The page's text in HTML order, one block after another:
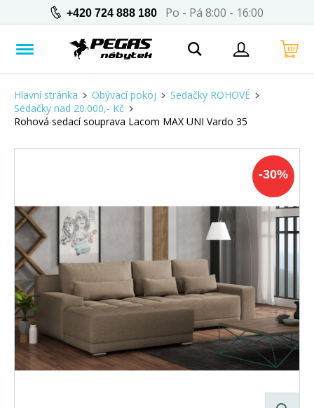
+420 724 888 180 Po - Pá 8:00 - 16:00
Hlavní stránka Obývací pokoj
Sedačky ROHOVÉ
Sedačky nad 20.000,- Kč
Rohová sedací souprava Lacom MAX UNI Vardo 35
-30%